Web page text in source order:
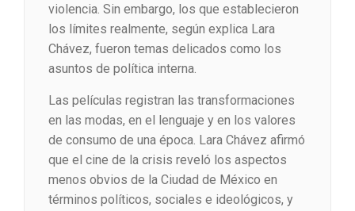
violencia. Sin embargo, los que establecieron
los límites realmente, según explica Lara
Chávez, fueron temas delicados como los
asuntos de política interna.
Las películas registran las transformaciones
en las modas, en el lenguaje y en los valores
de consumo de una época. Lara Chávez afirmó
que el cine de la crisis reveló los aspectos
menos obvios de la Ciudad de México en
términos políticos, sociales e ideológicos, y